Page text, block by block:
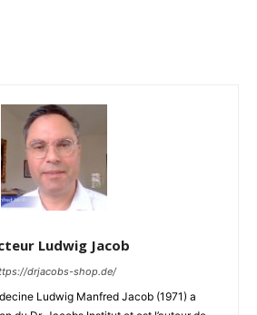
Ludwig Jacob
drjacobs-shop.de/
Ludwig Manfred Jacob (1971) a